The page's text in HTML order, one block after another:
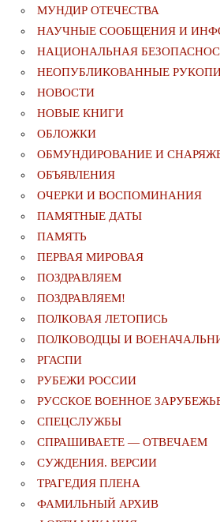
МУНДИР ОТЕЧЕСТВА
НАУЧНЫЕ СООБЩЕНИЯ И
НАЦИОНАЛЬНАЯ
НЕОПУБЛИКОВАННЫЕ
НОВОСТИ
НОВЫЕ КНИГИ
ОБЛОЖКИ
ОБМУНДИРОВАНИЕ И
ОБЪЯВЛЕНИЯ
ОЧЕРКИ И ВОСПОМИНАНИЯ
ПАМЯТНЫЕ ДАТЫ
ПАМЯТЬ
ПЕРВАЯ МИРОВАЯ
ПОЗДРАВЛЯЕМ
ПОЗДРАВЛЯЕМ!
ПОЛКОВАЯ ЛЕТОПИСЬ
ПОЛКОВОДЦЫ И
РГАСПИ
РУБЕЖИ РОССИИ
РУССКОЕ ВОЕННОЕ
СПЕЦСЛУЖБЫ
СПРАШИВАЕТЕ — ОТВЕЧАЕМ
СУЖДЕНИЯ. ВЕРСИИ
ТРАГЕДИЯ ПЛЕНА
ФАМИЛЬНЫЙ АРХИВ